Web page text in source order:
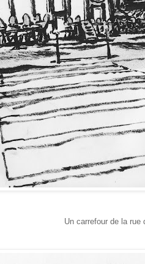
Un carrefour de la rue